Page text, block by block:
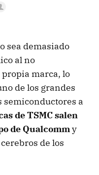
sea demasiado
al no
marca, lo
de los grandes
semiconductores a
de TSMC salen
de Qualcommy
de los